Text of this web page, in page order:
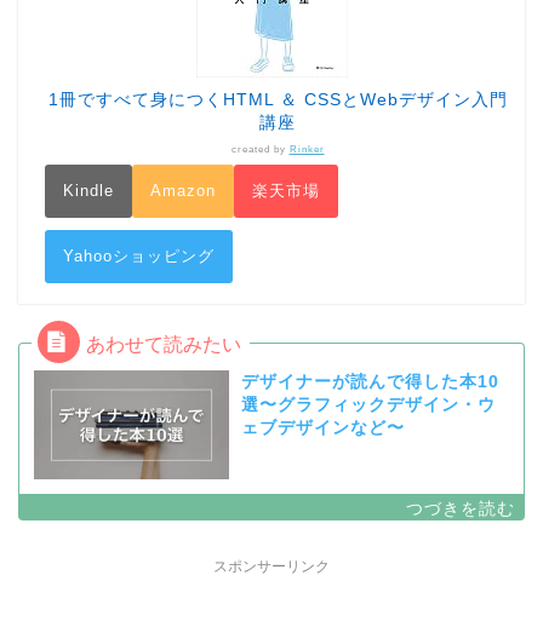
1冊ですべて身につくHTML ＆ CSSとWebデザイン入門
講座
created by Rinker
Kindle Amazon 楽天市場
Yahooショッピング
デザイナーが読んで得した本10
選〜グラフィックデザイン・ウ
ェブデザインなど〜
スポンサーリンク